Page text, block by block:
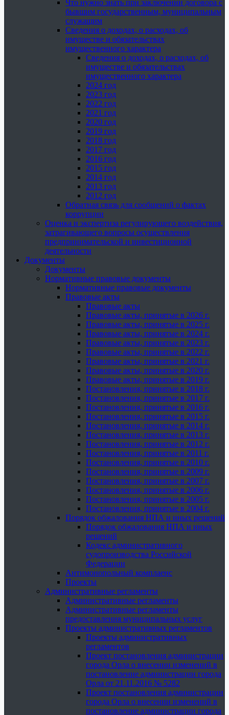
Что нужно знать при заключении договора с
бывшим государственным, муниципальным
служащим
Сведения о доходах, о расходах, об
имуществе и обязательствах
имущественного характера
Сведения о доходах, о расходах, об
имуществе и обязательствах
имущественного характера
2024 год
2023 год
2022 год
2021 год
2020 год
2019 год
2018 год
2017 год
2016 год
2015 год
2014 год
2013 год
2012 год
Обратная связь для сообщений о фактах
коррупции
Оценка и экспертиза регулирующего воздействия,
затрагивающего вопросы осуществления
предпринимательской и инвестиционной
деятельности
Документы
Документы
Нормативные правовые документы
Нормативные правовые документы
Правовые акты
Правовые акты
Правовые акты, принятые в 2026 г.
Правовые акты, принятые в 2025 г.
Правовые акты, принятые в 2024 г.
Правовые акты, принятые в 2023 г.
Правовые акты, принятые в 2022 г.
Правовые акты, принятые в 2021 г.
Правовые акты, принятые в 2020 г.
Правовые акты, принятые в 2019 г.
Постановления, принятые в 2018 г.
Постановления, принятые в 2017 г.
Постановления, принятые в 2016 г.
Постановления, принятые в 2015 г.
Постановления, принятые в 2014 г.
Постановления, принятые в 2013 г.
Постановления, принятые в 2012 г.
Постановления, принятые в 2011 г.
Постановления, принятые в 2010 г.
Постановления, принятые в 2009 г.
Постановления, принятые в 2007 г.
Постановления, принятые в 2006 г.
Постановления, принятые в 2005 г.
Постановления, принятые в 2004 г.
Порядок обжалования НПА и иных решений
Порядок обжалования НПА и иных
решений
Кодекс административного
судопроизводства Российской
Федерации
Антимонопольный комплаенс
Проекты
Административные регламенты
Административные регламенты
Административные регламенты
предоставления муниципальных услуг
Проекты административных регламентов
Проекты административных
регламентов
Проект постановления администрации
города Орла о внесении изменений в
постановление администрации города
Орла от 21.11.2016 № 5282
Проект постановления администрации
города Орла о внесении изменений в
постановление администрации города